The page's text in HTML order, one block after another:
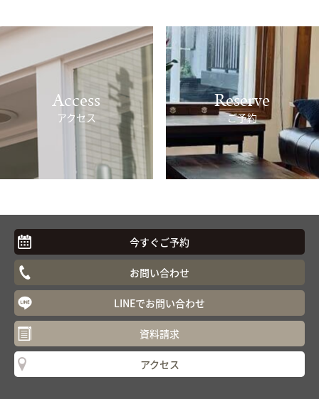
Access
アクセス
Reserve
ご予約
今すぐご予約
お問い合わせ
LINEでお問い合わせ
資料請求
アクセス